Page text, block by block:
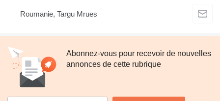
Roumanie, Targu Mrues
Abonnez-vous pour recevoir de nouvelles
annonces de cette rubrique